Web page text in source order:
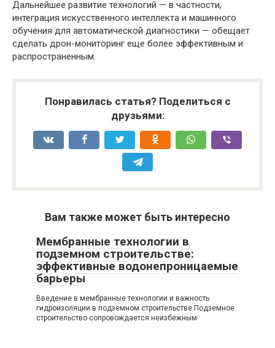
Дальнейшее развитие технологий — в частности,
интеграция искусственного интеллекта и машинного
обучения для автоматической диагностики — обещает
сделать дрон-мониторинг еще более эффективным и
распространенным.
Понравилась статья? Поделиться с
друзьями:
Вам также может быть интересно
Мембранные технологии в
подземном строительстве:
эффективные водонепроницаемые
барьеры
Введение в мембранные технологии и важность
гидроизоляции в подземном строительстве Подземное
строительство сопровождается неизбежным